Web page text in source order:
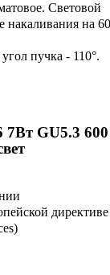
Световой
накаливания на 60
пучка - 110°.
GU5.3 600
директиве